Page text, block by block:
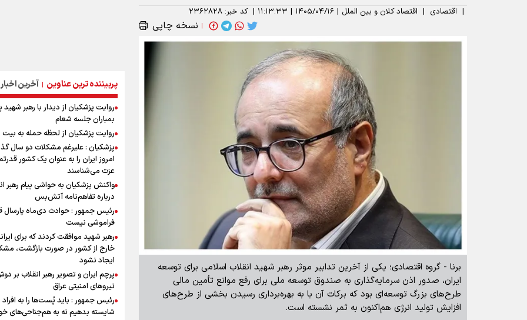
| اقتصادی | اقتصاد کلان و بین الملل | ۱۴۰۵/۰۴/۱۶ | ۱۱:۱۳:۳۳ | کد خبر: ۲۳۶۲۸۲۸
| نسخه چاپی
برنا - گروه اقتصادی؛ یکی از آخرین تدابیر موثر رهبر شهید انقلاب اسلامی برای توسعه
ایران، صدور اذن سرمایه‌گذاری به صندوق توسعه ملی برای رفع موانع تأمین مالی
طرح‌های بزرگ توسعه‌ای بود که برکات آن با به بهره‌برداری رسیدن بخشی از طرح‌های
افزایش تولید انرژی هم‌اکنون به ثمر نشسته است.
پربیننده ترین عناوین | آخرین اخبار
روایت پزشکیان از دیدار با رهبر
بمباران جلسه شعام
روایت پزشکیان از لحظه حمله به بیت
پزشکیان : علیرغم مشکلات دو سال
امروز ایران را به عنوان یک کشور
عزت می‌شناسند
واکنش پزشکیان به حواشی پیام رهبر
درباره تفاهم‌نامه آتش‌بس
رئیس جمهور : حوادث دی‌ماه پارسال
فراموشی نیست
رهبر شهید موافقت کردند که برای
خارج از کشور در صورت بازگشت،
ایجاد نشود
پرچم ایران و تصویر رهبر انقلاب بر
نیروهای امنیتی عراق
رئیس جمهور : باید پُست‌ها را به افراد
شایسته بدهیم نه به هم‌جناحی‌های